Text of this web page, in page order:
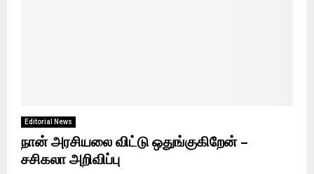
Editorial News
நான் அரசியலை விட்டு ஒதுங்குகிறேன் –
சசிகலா அறிவிப்பு